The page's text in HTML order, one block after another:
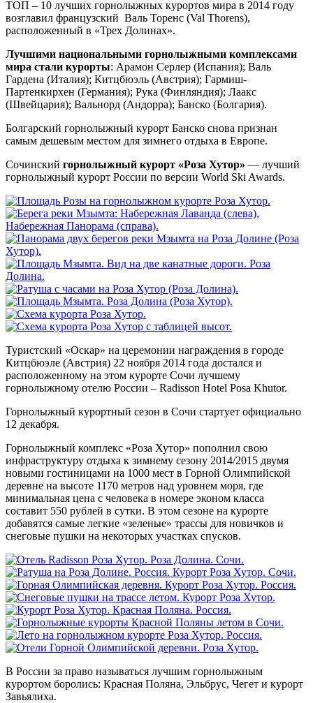
ТОП – 10 лучших горнолыжных курортов мира в 2014 году
возглавил французский Валь Торенс (Val Thorens),
расположенный в «Трех Долинах».
Лучшими национальными горнолыжными комплексами
мира стали курорты: Арамон Серлер (Испания); Валь
Гардена (Италия); Китцбюэль (Австрия); Гармиш-
Партенкирхен (Германия); Рука (Финляндия); Лаакс
(Швейцария); Вальнорд (Андорра); Банско (Болгария).
Болгарский горнолыжный курорт Банско снова признан
самым дешевым местом для зимнего отдыха в Европе.
Сочинский горнолыжный курорт «Роза Хутор» — лучший
горнолыжный курорт России по версии World Ski Awards.
Туристский «Оскар» на церемонии награждения в городе
Китцбюэле (Австрия) 22 ноября 2014 года достался и
расположенному на этом курорте Сочи лучшему
горнолыжному отелю России – Radisson Hotel Posa Khutor.
Горнолыжный курортный сезон в Сочи стартует официально
12 декабря.
Горнолыжный комплекс «Роза Хутор» пополнил свою
инфраструктуру отдыха к зимнему сезону 2014/2015 двумя
новыми гостиницами на 1000 мест в Горной Олимпийской
деревне на высоте 1170 метров над уровнем моря, где
минимальная цена с человека в номере эконом класса
составит 550 рублей в сутки. В этом сезоне на курорте
добавятся самые легкие «зеленые» трассы для новичков и
снеговые пушки на некоторых участках спусков.
В России за право называться лучшим горнолыжным
курортом боролись: Красная Поляна, Эльбрус, Чегет и курорт
Завьялиха.